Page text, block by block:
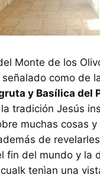
Monte de los
como de
y Basílica del
tradición Jesús
muchas cosas y
de
fin del mundo y la
tenìan una